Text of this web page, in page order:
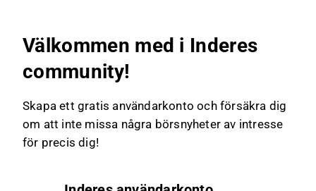
Välkommen med i Inderes
community!
Skapa ett gratis användarkonto och försäkra dig
om att inte missa några börsnyheter av intresse
för precis dig!